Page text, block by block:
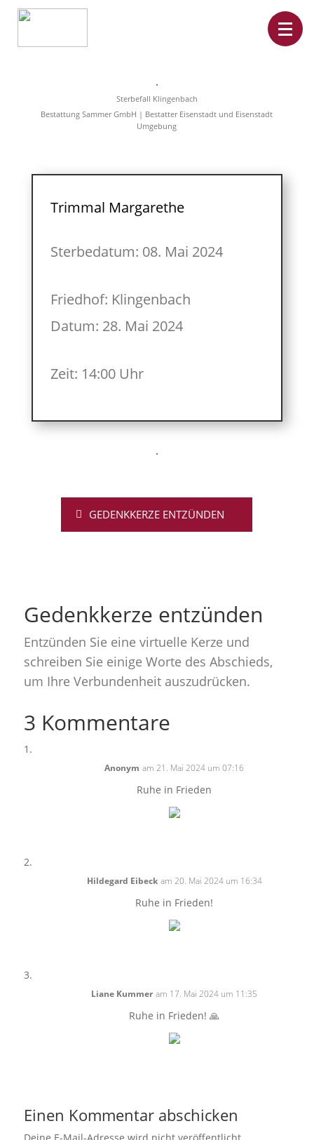
Rat&Hilfe
Sterbefälle
Sterbefall Klingenbach
Bestattung Sammer GmbH | Bestatter Eisenstadt und Eisenstadt
Umgebung
Trimmal Margarethe
Sterbedatum: 08. Mai 2024
Friedhof: Klingenbach
Datum: 28. Mai 2024
Zeit: 14:00 Uhr
GEDENKKERZE ENTZÜNDEN
Gedenkkerze entzünden
Entzünden Sie eine virtuelle Kerze und
schreiben Sie einige Worte des Abschieds,
um Ihre Verbundenheit auszudrücken.
3 Kommentare
Anonym am 21. Mai 2024 um 07:16
Ruhe in Frieden
Hildegard Eibeck am 20. Mai 2024 um 16:34
Ruhe in Frieden!
Liane Kummer am 17. Mai 2024 um 11:35
Ruhe in Frieden! 🙏
Einen Kommentar abschicken